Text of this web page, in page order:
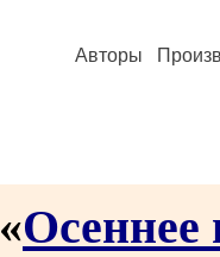
Авторы
Осеннее